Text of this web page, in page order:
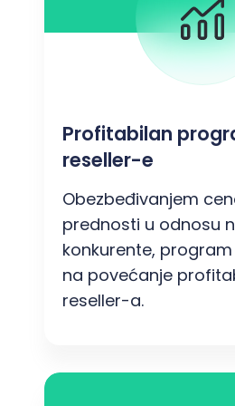
Profitabilan
reseller-e
Obezbeđivanjem
prednosti u odnosu
konkurente,
na povećanje
reseller-a.